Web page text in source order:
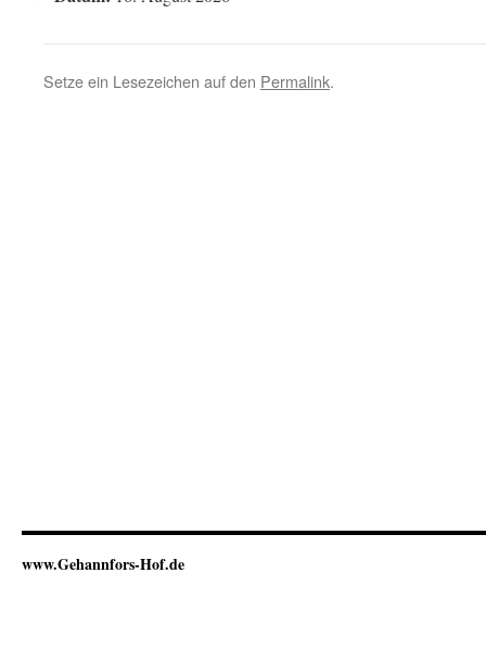
Setze ein Lesezeichen auf den Permalink.
www.Gehannfors-Hof.de